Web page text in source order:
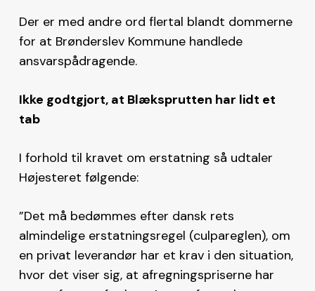
Der er med andre ord flertal blandt dommerne
for at Brønderslev Kommune handlede
ansvarspådragende.
Ikke godtgjort, at Blæksprutten har lidt et
tab
I forhold til kravet om erstatning så udtaler
Højesteret følgende:
”Det må bedømmes efter dansk rets
almindelige erstatningsregel (culpareglen), om
en privat leverandør har et krav i den situation,
hvor det viser sig, at afregningspriserne har